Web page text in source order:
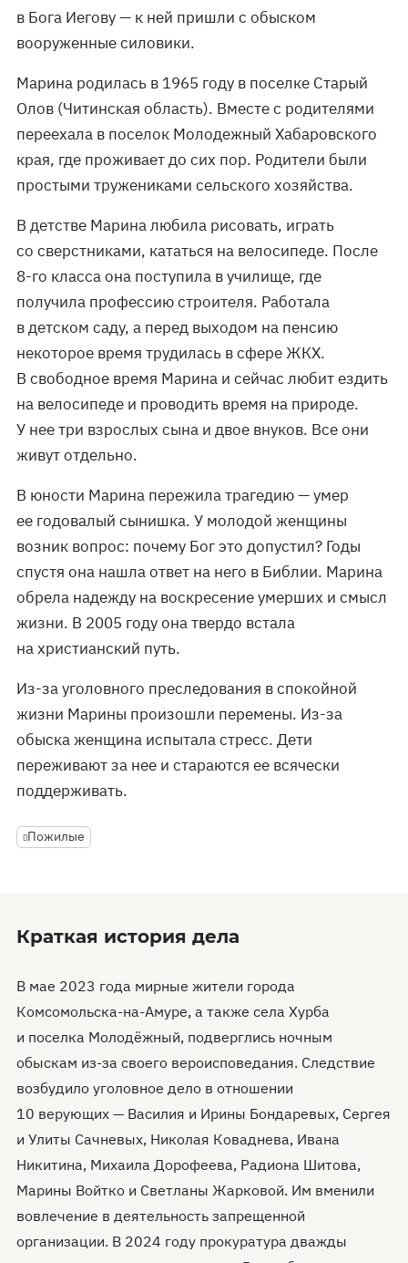
в Бога Иегову — к ней пришли с обыском
вооруженные силовики.
Марина родилась в 1965 году в поселке Старый
Олов (Читинская область). Вместе с родителями
переехала в поселок Молодежный Хабаровского
края, где проживает до сих пор. Родители были
простыми тружениками сельского хозяйства.
В детстве Марина любила рисовать, играть
со сверстниками, кататься на велосипеде. После
8-го класса она поступила в училище, где
получила профессию строителя. Работала
в детском саду, а перед выходом на пенсию
некоторое время трудилась в сфере ЖКХ.
В свободное время Марина и сейчас любит ездить
на велосипеде и проводить время на природе.
У нее три взрослых сына и двое внуков. Все они
живут отдельно.
В юности Марина пережила трагедию — умер
ее годовалый сынишка. У молодой женщины
возник вопрос: почему Бог это допустил? Годы
спустя она нашла ответ на него в Библии. Марина
обрела надежду на воскресение умерших и смысл
жизни. В 2005 году она твердо встала
на христианский путь.
Из-за уголовного преследования в спокойной
жизни Марины произошли перемены. Из-за
обыска женщина испытала стресс. Дети
переживают за нее и стараются ее всячески
поддерживать.
Пожилые
Краткая история дела
В мае 2023 года мирные жители города
Комсомольска-на-Амуре, а также села Хурба
и поселка Молодёжный, подверглись ночным
обыскам из-за своего вероисповедания. Следствие
возбудило уголовное дело в отношении
10 верующих — Василия и Ирины Бондаревых, Сергея
и Улиты Сачневых, Николая Коваднева, Ивана
Никитина, Михаила Дорофеева, Радиона Шитова,
Марины Войтко и Светланы Жарковой. Им вменили
вовлечение в деятельность запрещенной
организации. В 2024 году прокуратура дважды